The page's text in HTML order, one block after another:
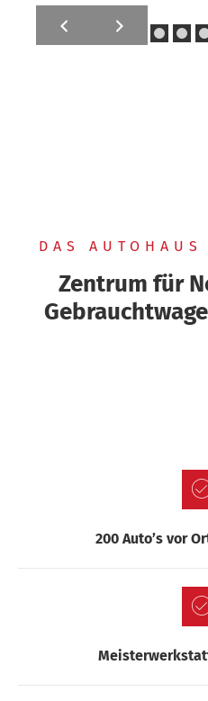
DAS
Zentrum für
200 Auto’s vor